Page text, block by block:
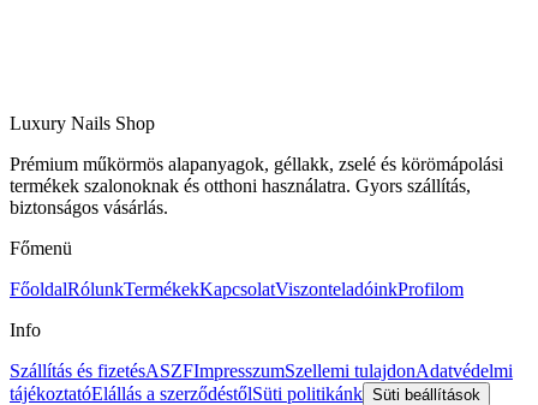
Luxury Nails Shop
Prémium műkörmös alapanyagok, géllakk, zselé és körömápolási
termékek szalonoknak és otthoni használatra. Gyors szállítás,
biztonságos vásárlás.
Főmenü
FőoldalRólunkTermékekKapcsolatViszonteladóinkProfilom
Info
Szállítás és fizetésASZFImpresszumSzellemi tulajdonAdatvédelmi
tájékoztatóElállás a szerződéstőlSüti politikánk Süti beállítások